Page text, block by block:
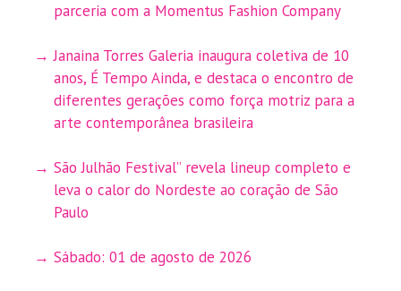
parceria com a Momentus Fashion Company
Janaina Torres Galeria inaugura coletiva de 10
anos, É Tempo Ainda, e destaca o encontro de
diferentes gerações como força motriz para a
arte contemporânea brasileira
São Julhão Festival” revela lineup completo e
leva o calor do Nordeste ao coração de São
Paulo
Sábado: 01 de agosto de 2026